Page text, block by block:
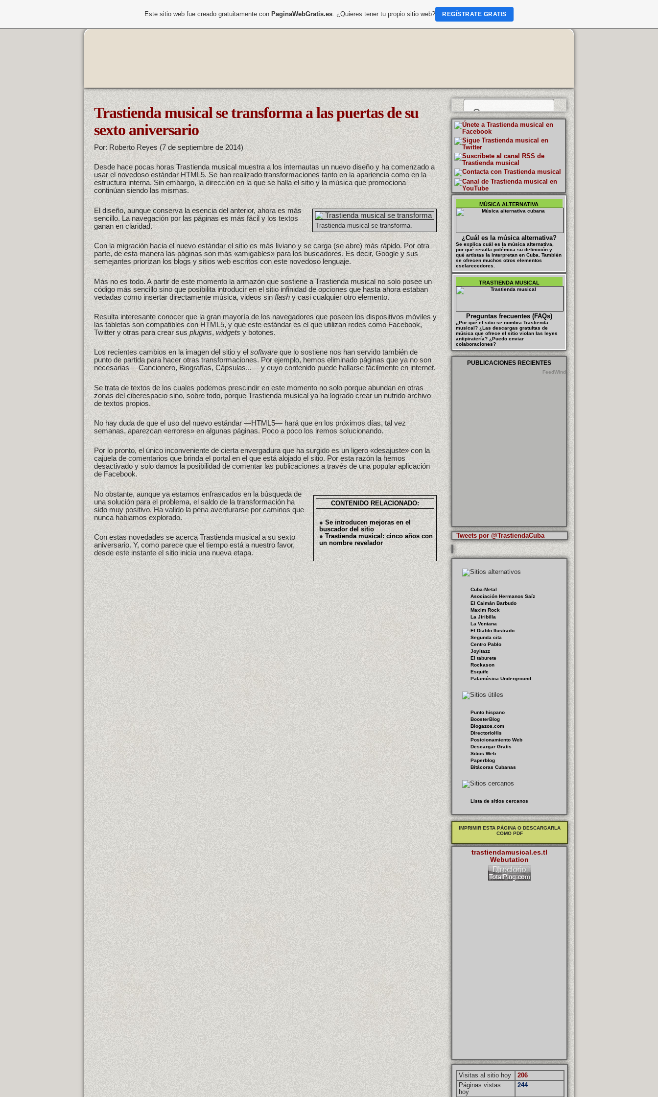
Trastienda musical se transforma a las puertas de su
sexto aniversario
Por: Roberto Reyes (7 de septiembre de 2014)
Desde hace pocas horas Trastienda musical muestra a los internautas un nuevo diseño y ha comenzado a
usar el novedoso estándar HTML5. Se han realizado transformaciones tanto en la apariencia como en la
estructura interna. Sin embargo, la dirección en la que se halla el sitio y la música que promociona
continúan siendo las mismas.
Trastienda musical se transforma.
El diseño, aunque conserva la esencia del anterior, ahora es más
sencillo. La navegación por las páginas es más fácil y los textos
ganan en claridad.
Con la migración hacia el nuevo estándar el sitio es más liviano y se carga (se abre) más rápido. Por otra
parte, de esta manera las páginas son más «amigables» para los buscadores. Es decir, Google y sus
semejantes priorizan los blogs y sitios web escritos con este novedoso lenguaje.
Más no es todo. A partir de este momento la armazón que sostiene a Trastienda musical no solo posee un
código más sencillo sino que posibilita introducir en el sitio infinidad de opciones que hasta ahora estaban
vedadas como insertar directamente música, videos sinflashy casi cualquier otro elemento.
Resulta interesante conocer que la gran mayoría de los navegadores que poseen los dispositivos móviles y
las tabletas son compatibles con HTML5, y que este estándar es el que utilizan redes como Facebook,
Twitter y otras para crear susplugins,widgets y botones.
Los recientes cambios en la imagen del sitio y elsoftwareque lo sostiene nos han servido también de
punto de partida para hacer otras transformaciones. Por ejemplo, hemos eliminado páginas que ya no son
necesarias —Cancionero, Biografías, Cápsulas...— y cuyo contenido puede hallarse fácilmente en internet.
Se trata de textos de los cuales podemos prescindir en este momento no solo porque abundan en otras
zonas del ciberespacio sino, sobre todo, porque Trastienda musical ya ha logrado crear un nutrido archivo
de textos propios.
No hay duda de que el uso del nuevo estándar —HTML5— hará que en los próximos días, tal vez
semanas, aparezcan «errores» en algunas páginas. Poco a poco los iremos solucionando.
Por lo pronto, el único inconveniente de cierta envergadura que ha surgido es un ligero «desajuste» con la
cajuela de comentarios que brinda el portal en el que está alojado el sitio. Por esta razón la hemos
desactivado y solo damos la posibilidad de comentar las publicaciones a través de una popular aplicación
de Facebook.
CONTENIDO RELACIONADO:
●Se introducen mejoras en el
buscador del sitio
● Trastienda musical: cinco años con
un nombre revelador
No obstante, aunque ya estamos enfrascados en la búsqueda de
una solución para el problema, el saldo de la transformación ha
sido muy positivo. Ha valido la pena aventurarse por caminos que
nunca habiamos explorado.
Con estas novedades se acerca Trastienda musical a su sexto
aniversario. Y, como parece que el tiempo está a nuestro favor,
desde este instante el sitio inicia una nueva etapa.
MÚSICA ALTERNATIVA
¿Cuál es la música alternativa?
Se explica cuál es la música alternativa,
por qué resulta polémica su definición y
qué artistas la interpretan en Cuba. También
se ofrecen muchos otros elementos
esclarecedores.
TRASTIENDA MUSICAL
Preguntas frecuentes (FAQs)
¿Por qué el sitio se nombra Trastienda
musical? ¿Las descargas gratuitas de
música que ofrece el sitio violan las leyes
antipiratería? ¿Puedo enviar
colaboraciones?
PUBLICACIONES RECIENTES
FeedWind
Tweets por @TrastiendaCuba
Cuba-Metal
Asociación Hermanos Saíz
El Caimán Barbudo
Maxim Rock
La Jiribilla
La Ventana
El Diablo Ilustrado
Segunda cita
Centro Pablo
Joyitazz
El taburete
Rockason
Esquife
Palamúsica Underground
Punto hispano
BoosterBlog
Blogazos.com
DirectorioHis
Posicionamiento Web
Descargar Gratis
Sitios Web
Paperblog
Bitácoras Cubanas
Lista de sitios cercanos
IMPRIMIR ESTA PÁGINA O DESCARGARLA
COMO PDF
trastiendamusical.es.tl
Webutation
Visitas al sitio hoy
206
Páginas vistas
hoy
244
Este sitio web fue creado gratuitamente con PaginaWebGratis.es. ¿Quieres tener tu propio sitio web? REGÍSTRATE GRATIS